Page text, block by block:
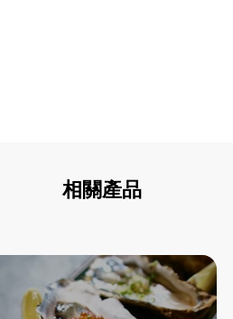
相關產品